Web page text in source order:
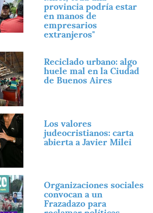
provincia podría estar
en manos de
empresarios
extranjeros"
Reciclado urbano: algo
huele mal en la Ciudad
de Buenos Aires
Los valores
judeocristianos: carta
abierta a Javier Milei
Organizaciones sociales
convocan a un
Frazadazo para